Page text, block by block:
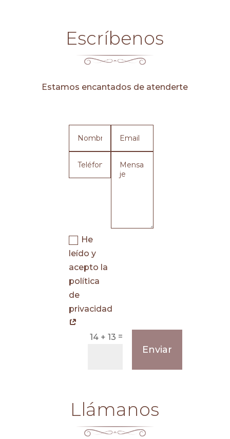
Escríbenos
Estamos encantados de atenderte
He
leído y
acepto la
política
de
privacidad
14 + 13 =
Enviar
Llámanos